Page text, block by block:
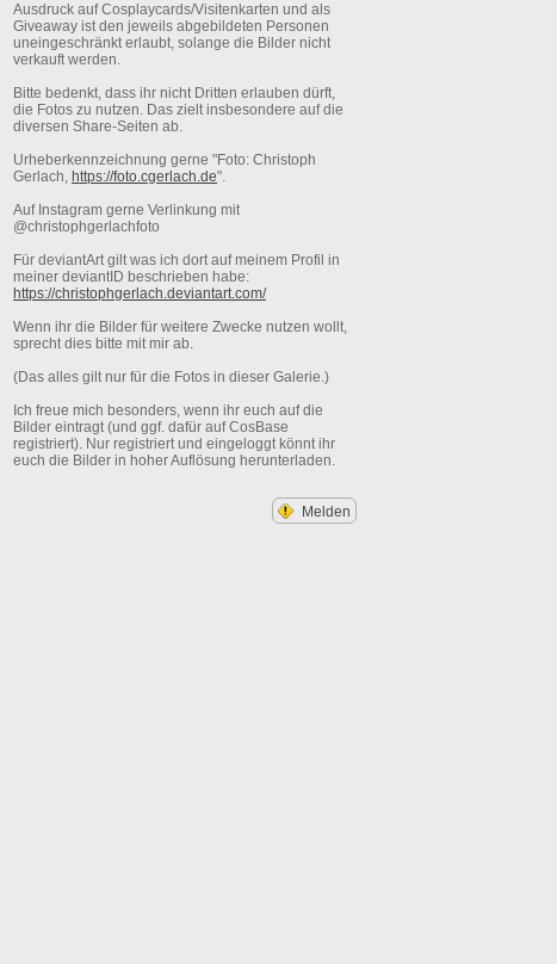
Ausdruck auf Cosplaycards/Visitenkarten und als
Giveaway ist den jeweils abgebildeten Personen
uneingeschränkt erlaubt, solange die Bilder nicht
verkauft werden.
Bitte bedenkt, dass ihr nicht Dritten erlauben dürft,
die Fotos zu nutzen. Das zielt insbesondere auf die
diversen Share-Seiten ab.
Urheberkennzeichnung gerne "Foto: Christoph
Gerlach, https://foto.cgerlach.de".
Auf Instagram gerne Verlinkung mit
@christophgerlachfoto
Für deviantArt gilt was ich dort auf meinem Profil in
meiner deviantID beschrieben habe:
https://christophgerlach.deviantart.com/
Wenn ihr die Bilder für weitere Zwecke nutzen wollt,
sprecht dies bitte mit mir ab.
(Das alles gilt nur für die Fotos in dieser Galerie.)
Ich freue mich besonders, wenn ihr euch auf die
Bilder eintragt (und ggf. dafür auf CosBase
registriert). Nur registriert und eingeloggt könnt ihr
euch die Bilder in hoher Auflösung herunterladen.
Melden